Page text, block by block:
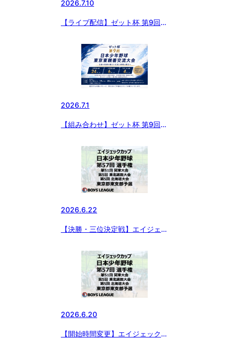
2026.7.10
【ライブ配信】ゼット杯 第9回
2026.7.1
【組み合わせ】ゼット杯 第9回
2026.6.22
【決勝・三位決定戦】エイジェッ
選手権・第51回 関東大会・第5
回 東北選抜大会・第5回 北海道
大会 東京都東支部予選
2026.6.20
【開始時間変更】エイジェックカ